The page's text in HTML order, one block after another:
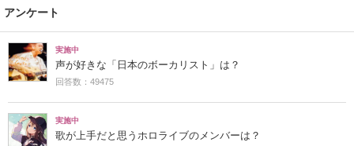
アンケート
実施中
声が好きな「日本のボーカリスト」は？
回答数：49475
実施中
歌が上手だと思うホロライブのメンバーは？